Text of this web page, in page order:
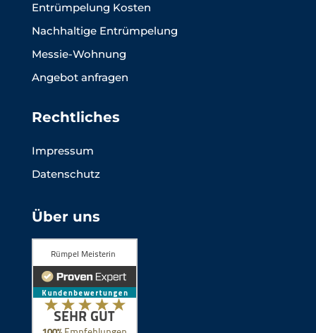
Entrümpelung Kosten
Nachhaltige Entrümpelung
Messie-Wohnung
Angebot anfragen
Rechtliches
Impressum
Datenschutz
Über uns